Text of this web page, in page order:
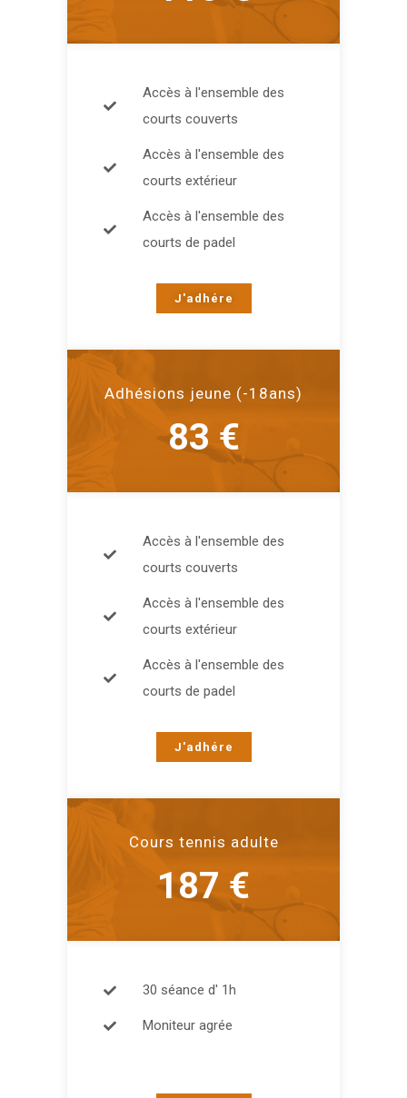
Accès à l'ensemble des
courts couverts
Accès à l'ensemble des
courts extérieur
Accès à l'ensemble des
courts de padel
J'adhére
Adhésions jeune (-18ans)
83 €
Accès à l'ensemble des
courts couverts
Accès à l'ensemble des
courts extérieur
Accès à l'ensemble des
courts de padel
J'adhére
Cours tennis adulte
187 €
30 séance d' 1h
Moniteur agrée